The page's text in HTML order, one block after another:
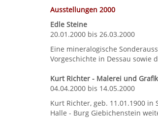
Ausstellungen 2000
Edle Steine
20.01.2000 bis 26.03.2000
Eine mineralogische
Vorgeschichte in Dessau sowie
Kurt Richter - Malerei und Grafik
04.04.2000 bis 14.05.2000
Kurt Richter, geb. 11.01.1900
Halle - Burg Giebichenstein